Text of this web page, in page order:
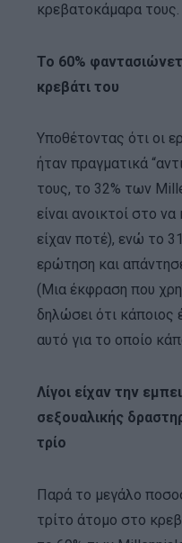
κρεβατοκάμαρα τους.
Το 60%
κρεβάτι του
Υποθέτοντας ότι οι
ήταν πραγματικά
τους, το 32% των
είναι ανοικτοί στο
είχαν ποτέ), ενώ το
ερώτηση και
(Μια έκφραση που
δηλώσει ότι κάποιος
αυτό για το οποίο
Λίγοι είχαν την
σεξουαλικής
τρίο
Παρά το μεγάλο
τρίτο άτομο στο